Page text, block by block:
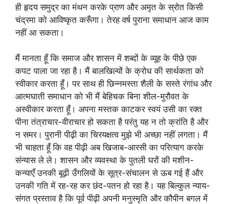
ही हृदय समुद्र का मंथन करके प्राण और अमृत के स्रोत किसी
चंद्रमा को आविष्कृत करूँगा। तेरह वर्ष पुराना समाधान आज काम
नहीं आ सकता।
मैं मानता हूँ कि समाज और शासन में शब्दों के व्यूह के पीछे एक
कपट पाला जा रहा है। मैं बालखिल्यों के क्रोध की सार्थकता को
स्वीकार करता हूँ। पर साथ ही छिन्नमस्ता शैली के सस्ते रंगांध और
आत्मघाती समाधान को भी मैं बेहिचक बिना शील-मुरौवत के
अस्वीकार करता हूँ। अपना मस्तक काटकर स्वयं उसी का रक्त
पीना तंत्राचार-वीराचार हो सकता है परंतु यह न तो क्रांति है और
न समर। पुरानी पीढ़ी का चिरयक्षत्व मुझे भी अच्छा नहीं लगता। मैं
भी चाहता हूँ कि वह पीढ़ी अब खिजाब-आरसी का परित्याग करके
संन्यास ले ले। शासन और व्यवस्था के पुतली घरों की मशीन-
कन्याएँ उनकी बूढ़ी उँगलियों के सूत्र-संचालन से ऊब गई हैं और
उनकी गति में रह-रह कर छंद-पतन हो रहा है। यह बिल्कुल न्याय-
संगत प्रस्ताव है कि पूर्व पीढ़ी अपनी मनुस्मृति और कौपीन बगल में